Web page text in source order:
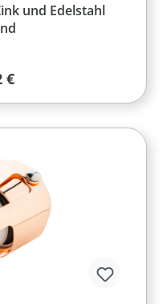
und Edelstahl
Preis:
€